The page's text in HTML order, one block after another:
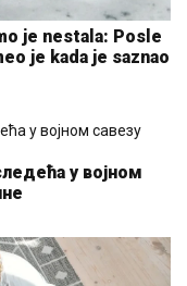
je nestala: Posle
je kada je saznao
у војном